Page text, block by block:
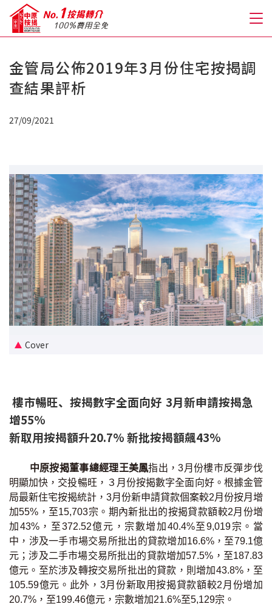
關於我們
免費開戶轉介服務
私人貸款
優惠禮遇
新盤優越按揭優惠
中原按揭標籤優惠
推薦齊齊友賞
按揭計算
轉按計算
置業預算
供款年期計算
工商舖按揭計算
印花稅計算
免費物業估價
金管局公佈2019年3月份住宅按揭調
查結果評析
27/09/2021
Cover
樓市暢旺、按揭數字全面向好 3月新申請按揭急
增55%
新取用按揭額升20.7% 新批按揭額飆43%
中原按揭董事總經理王美鳳指出，3月份樓巿反彈步伐
明顯加快，交投暢旺，３月份按揭數字全面向好。根據金管
局最新住宅按揭統計，3月份新申請貸款個案較2月份按月增
加55%，至15,703宗。期內新批出的按揭貸款額較2月份增
加43%，至372.52億元，宗數增加40.4%至9,019宗。當
中，涉及一手市場交易所批出的貸款增加16.6%，至79.1億
元；涉及二手市場交易所批出的貸款增加57.5%，至187.83
億元。至於涉及轉按交易所批出的貸款，則增加43.8%，至
105.59億元。此外，3月份新取用按揭貸款額較2月份增加
20.7%，至199.46億元，宗數增加21.6%至5,129宗。